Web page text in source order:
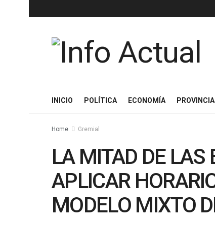
INICIO POLÍTICA ECONOMÍA
Home Gremial
LA MITAD DE
APLICAR
MODELO MIXTO